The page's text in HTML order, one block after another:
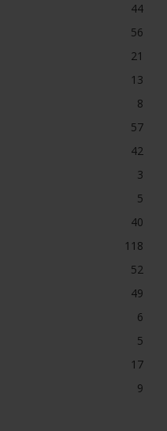
44
56
21
13
8
57
42
3
5
40
118
52
49
6
5
17
9